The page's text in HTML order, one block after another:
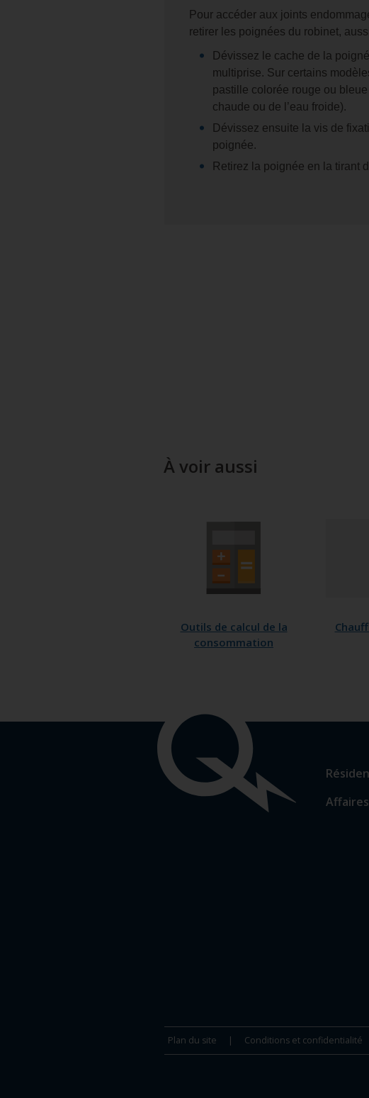
Pour accéder aux joints
retirer les poignées du robinet,
Dévissez le cache de la
multiprise. Sur certains
pastille colorée rouge ou bleue
chaude ou de l’eau froide).
Dévissez ensuite la vis de
poignée.
Retirez la poignée en la tirant
À voir aussi
Outils de calcul de la
consommation
Lien
les
Affaires
Plan du site Conditions et confidentialité